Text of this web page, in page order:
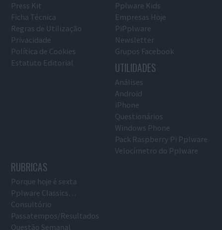
Press Kit
Ficha Técnica
Regras de Utilização
Privacidade
Política de Cookies
Estatuto Editorial
Pplware Kids
Empresas Hoje
PiPplware
Newsletter
Grupos Facebook
UTILIDADES
Análises
Android
iPhone
Questionários
Windows Phone
Pack Raspberry Pi Pplware
Velocímetro do Pplware
RUBRICAS
Porque hoje é sexta
Pplware Classics…
Consultório
Passatempos/Resultados
Questão Semanal